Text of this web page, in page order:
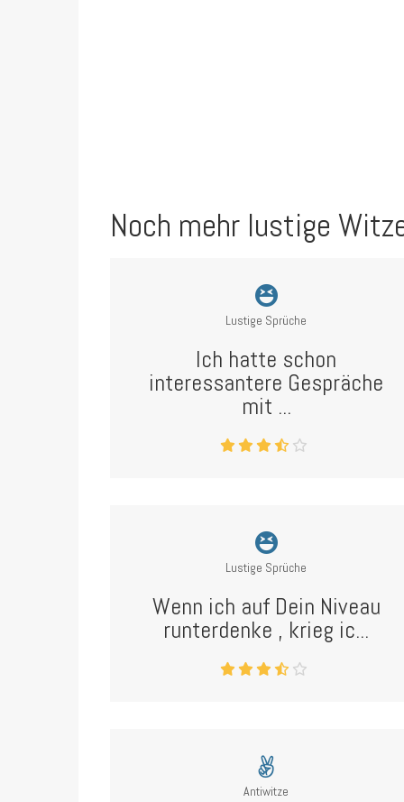
Noch mehr lustige
Lustige Sprüche
Ich hatte schon
interessantere Gespräche
mit ...
Lustige Sprüche
Wenn ich auf Dein Niveau
runterdenke , krieg ic...
Antiwitze